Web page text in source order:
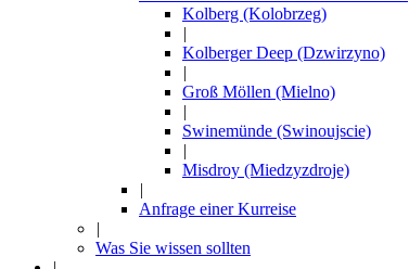
Kolberg (Kolobrzeg)
|
Kolberger Deep (Dzwirzyno)
|
Groß Möllen (Mielno)
|
Swinemünde (Swinoujscie)
|
Misdroy (Miedzyzdroje)
|
Anfrage einer Kurreise
|
Was Sie wissen sollten